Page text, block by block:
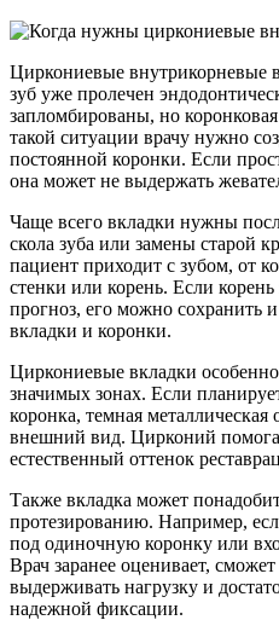
Циркониевые внутрикорневые
зуб уже пролечен
запломбированы, но
такой ситуации врачу нужно
постоянной коронки. Если
она может не выдержать
Чаще всего вкладки нужны
скола зуба или замены старой
пациент приходит с зубом, от
стенки или корень. Если
прогноз, его можно сохранить
вкладки и коронки.
Циркониевые вкладки
значимых зонах. Если
коронка, темная
внешний вид. Цирконий
естественный оттенок
Также вкладка может
протезированию. Например,
под одиночную коронку или
Врач заранее оценивает,
выдерживать нагрузку и
надежной фиксации.